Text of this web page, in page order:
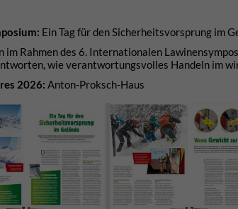
Ein Tag für den Sicherheitsvorsprung im
Rahmen des 6. Internationalen
wie verantwortungsvolles Handeln im
2026: Anton-Proksch-Haus